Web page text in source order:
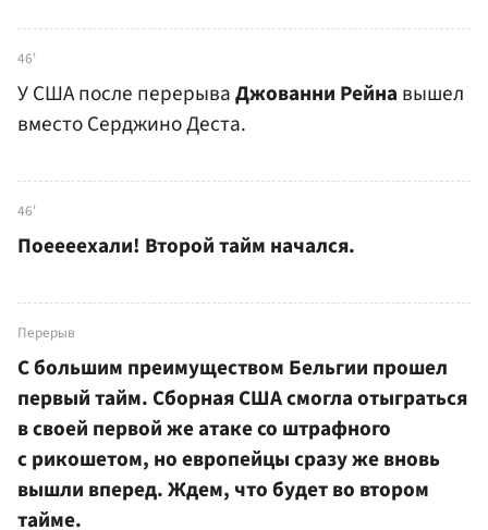
46'
У США после перерываДжованни Рейна вышел
вместо Серджино Деста.
46'
Поеееехали! Второй тайм начался.
Перерыв
С большим преимуществом Бельгии прошел
первый тайм. Сборная США смогла отыграться
в своей первой же атаке со штрафного
с рикошетом, но европейцы сразу же вновь
вышли вперед. Ждем, что будет во втором
тайме.